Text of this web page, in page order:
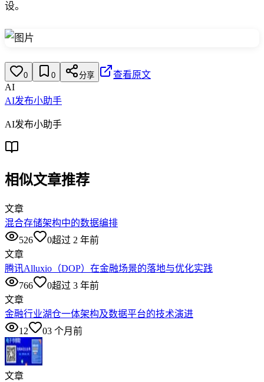
设。
0 0 分享
查看原文
AI
AI发布小助手
AI发布小助手
相似文章推荐
文章
混合存储架构中的数据编排
526
0超过 2 年前
文章
腾讯Alluxio（DOP）在金融场景的落地与优化实践
766
0超过 3 年前
文章
金融行业湖仓一体架构及数据平台的技术演进
12
03 个月前
文章